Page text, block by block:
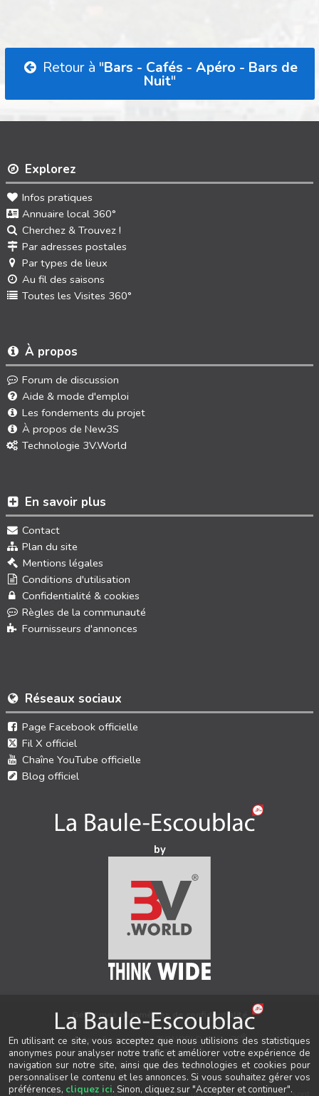
Retour à "Bars - Cafés - Apéro - Bars de
Nuit"
Réseaux sociaux
Page Facebook officielle
Fil X officiel
Chaîne YouTube officielle
Blog officiel
En savoir plus
Contact
Plan du site
Mentions légales
Conditions d'utilisation
Confidentialité & cookies
Règles de la communauté
Fournisseurs d'annonces
Explorez
Infos pratiques
Annuaire local 360°
Cherchez & Trouvez !
Par adresses postales
Par types de lieux
Au fil des saisons
Toutes les Visites 360°
À propos
Forum de discussion
Aide & mode d'emploi
Les fondements du projet
À propos de New3S
Technologie 3V.World
by
Gérer mes paramètres de confidentialité
Auteur & conception 3V.WORLD&New3S ®
© 2021-2026 New3S®
Tous droits réservés.
Les marques, noms de sociétés, logos et visuels présents sur ce site sont
En utilisant ce site, vous acceptez que nous utilisions des statistiques
anonymes pour analyser notre trafic et améliorer votre expérience de
navigation sur notre site, ainsi que des technologies et cookies pour
personnaliser le contenu et les annonces. Si vous souhaitez gérer vos
préférences, cliquez ici. Sinon, cliquez sur "Accepter et continuer".